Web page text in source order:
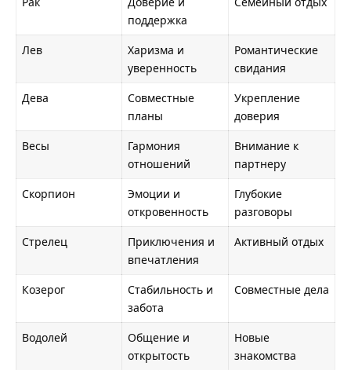
поддержка
Лев
Харизма и
уверенность
Романтические
свидания
Дева
Совместные
планы
Укрепление
доверия
Весы
Гармония
отношений
Внимание к
партнеру
Скорпион
Эмоции и
откровенность
Глубокие
разговоры
Стрелец
Приключения и
впечатления
Активный отдых
Козерог
Стабильность и
забота
Совместные дела
Водолей
Общение и
открытость
Новые
знакомства